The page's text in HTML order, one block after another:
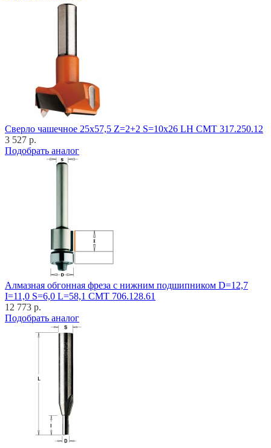
Cверло чашечное 25x57,5 Z=2+2 S=10x26 LH CMT 317.250.12
3 527 р.
Подобрать аналог
Алмазная обгонная фреза с нижним подшипником D=12,7
I=11,0 S=6,0 L=58,1 CMT 706.128.61
12 773 р.
Подобрать аналог